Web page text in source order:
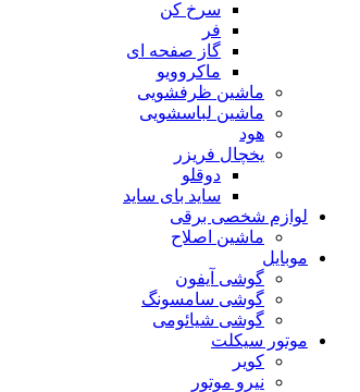
سرخ کن
فر
گاز صفحه ای
ماکروویو
ماشین ظرفشویی
ماشین لباسشویی
هود
یخچال فریزر
دوقلو
ساید بای ساید
لوازم شخصی برقی
ماشین اصلاح
موبایل
گوشی آیفون
گوشی سامسونگ
گوشی شیائومی
موتور سیکلت
کویر
نیرو موتور